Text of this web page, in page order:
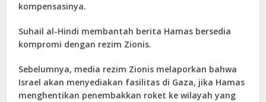
kompensasinya.
Suhail al-Hindi membantah berita Hamas bersedia
kompromi dengan rezim Zionis.
Sebelumnya, media rezim Zionis melaporkan bahwa
Israel akan menyediakan fasilitas di Gaza, jika Hamas
menghentikan penembakkan roket ke wilayah yang